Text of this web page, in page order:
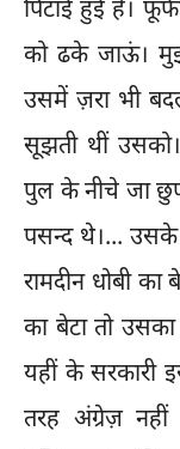
पिटाई हुई है।
को ढके जाऊं।
उसमें ज़रा भी
सूझती थीं
पुल के नीचे जा
पसन्द थे।... उसके
रामदीन धोबी
का बेटा तो
यहीं के सरकारी
तरह अंग्रेज़ नहीं